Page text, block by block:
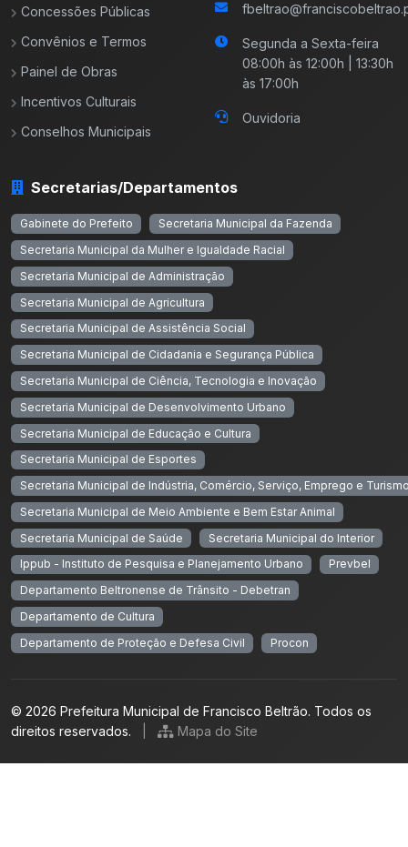
Concessões Públicas
Convênios e Termos
Painel de Obras
Incentivos Culturais
Conselhos Municipais
Segunda a Sexta-feira
08:00h às 12:00h | 13:30h
às 17:00h
Ouvidoria
Secretarias/Departamentos
Gabinete do Prefeito
Secretaria Municipal da Fazenda
Secretaria Municipal da Mulher e Igualdade Racial
Secretaria Municipal de Administração
Secretaria Municipal de Agricultura
Secretaria Municipal de Assistência Social
Secretaria Municipal de Cidadania e Segurança Pública
Secretaria Municipal de Ciência, Tecnologia e Inovação
Secretaria Municipal de Desenvolvimento Urbano
Secretaria Municipal de Educação e Cultura
Secretaria Municipal de Esportes
Secretaria Municipal de Indústria, Comércio, Serviço, Emprego e
Secretaria Municipal de Meio Ambiente e Bem Estar Animal
Secretaria Municipal de Saúde
Secretaria Municipal do Interior
Ippub - Instituto de Pesquisa e Planejamento Urbano
Prevbel
Departamento Beltronense de Trânsito - Debetran
Departamento de Cultura
Departamento de Proteção e Defesa Civil
Procon
© 2026 Prefeitura Municipal de Francisco Beltrão. Todos os
direitos reservados.
Mapa do Site